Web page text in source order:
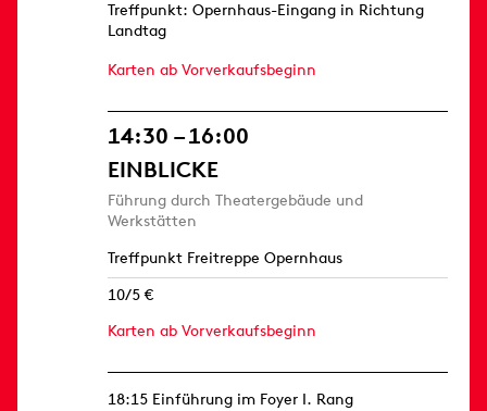
Treffpunkt: Opernhaus-Eingang in Richtung
Landtag
Karten ab Vorverkaufsbeginn
14:30 – 16:00
EINBLICKE
Führung durch Theatergebäude und
Werkstätten
Treffpunkt Freitreppe Opernhaus
10/5 €
Karten ab Vorverkaufsbeginn
18:15 Einführung im Foyer I. Rang